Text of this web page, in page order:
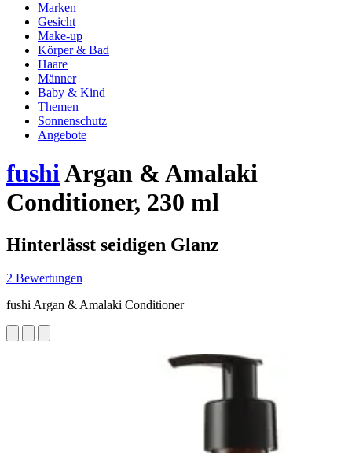
Marken
Gesicht
Make-up
Körper & Bad
Haare
Männer
Baby & Kind
Themen
Sonnenschutz
Angebote
fushiArgan & Amalaki
Conditioner, 230 ml
Hinterlässt seidigen Glanz
2 Bewertungen
fushi Argan & Amalaki Conditioner